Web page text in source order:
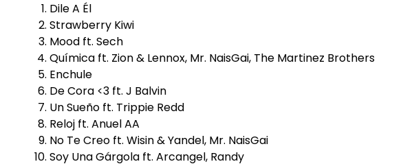
Dile A Él
Strawberry Kiwi
Mood ft. Sech
Química ft. Zion & Lennox, Mr. NaisGai, The Martinez Brothers
Enchule
De Cora <3 ft. J Balvin
Un Sueño ft. Trippie Redd
Reloj ft. Anuel AA
No Te Creo ft. Wisin & Yandel, Mr. NaisGai
Soy Una Gárgola ft. Arcangel, Randy